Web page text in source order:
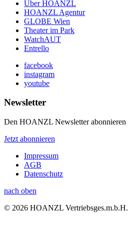
Über HOANZL
HOANZL Agentur
GLOBE Wien
Theater im Park
WatchAUT
Entrello
facebook
instagram
youtube
Newsletter
Den HOANZL Newsletter abonnieren
Jetzt abonnieren
Impressum
AGB
Datenschutz
nach oben
© 2026 HOANZL Vertriebsges.m.b.H.